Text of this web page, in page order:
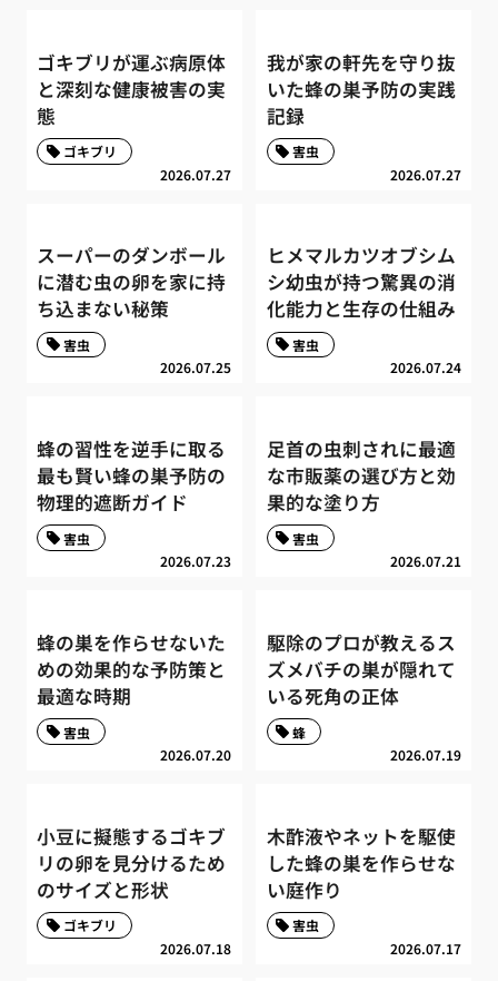
ゴキブリが運ぶ病原体
と深刻な健康被害の実
態
2026.07.27
ゴキブリ
我が家の軒先を守り抜
いた蜂の巣予防の実践
記録
2026.07.27
害虫
スーパーのダンボール
に潜む虫の卵を家に持
ち込まない秘策
2026.07.25
害虫
ヒメマルカツオブシム
シ幼虫が持つ驚異の消
化能力と生存の仕組み
2026.07.24
害虫
蜂の習性を逆手に取る
最も賢い蜂の巣予防の
物理的遮断ガイド
2026.07.23
害虫
足首の虫刺されに最適
な市販薬の選び方と効
果的な塗り方
2026.07.21
害虫
蜂の巣を作らせないた
めの効果的な予防策と
最適な時期
2026.07.20
害虫
駆除のプロが教えるス
ズメバチの巣が隠れて
いる死角の正体
2026.07.19
蜂
小豆に擬態するゴキブ
リの卵を見分けるため
のサイズと形状
2026.07.18
ゴキブリ
木酢液やネットを駆使
した蜂の巣を作らせな
い庭作り
2026.07.17
害虫